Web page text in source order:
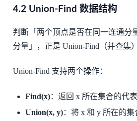
4.2 Union-Find 数据结构
判断「两个顶点是否在同一连通分
分量」，正是 Union-Find（并查集
Union-Find 支持两个操作：
Find(x)：返回 x 所在集合的代
Union(x, y)：将 x 和 y 所在的集